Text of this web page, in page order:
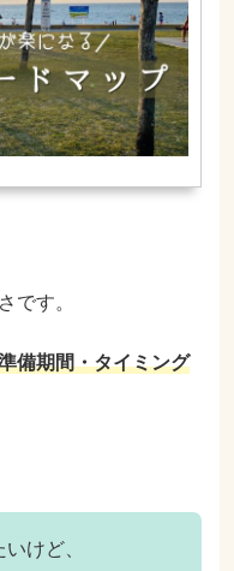
です。
備期間・タイミング
けど、